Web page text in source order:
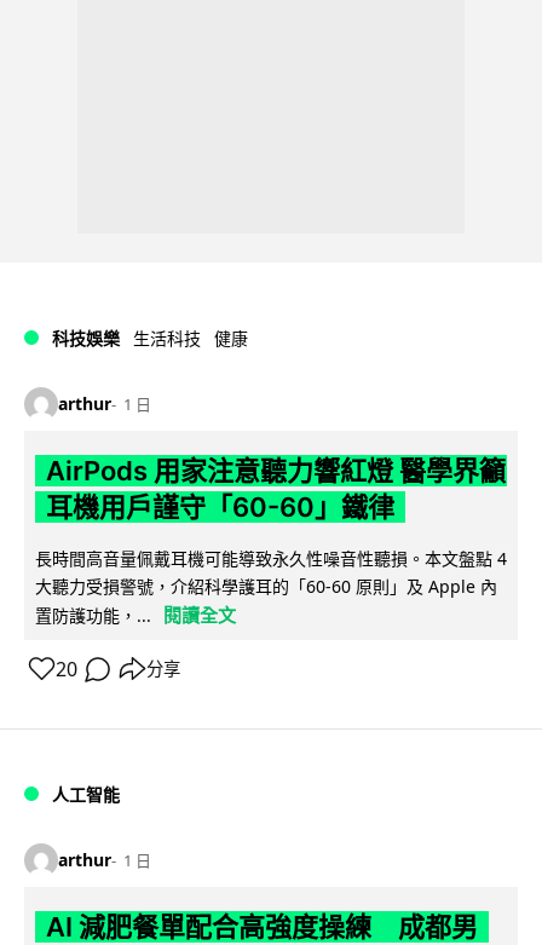
科技娛樂 生活科技 健康
arthur 1 日
AirPods 用家注意聽力響紅燈 醫學界籲
耳機用戶謹守「60-60」鐵律
長時間高音量佩戴耳機可能導致永久性噪音性聽損。本文盤點 4
大聽力受損警號，介紹科學護耳的「60-60 原則」及 Apple 內
置防護功能，...
閱讀全文
20 分享
人工智能
arthur 1 日
AI 減肥餐單配合高強度操練 成都男